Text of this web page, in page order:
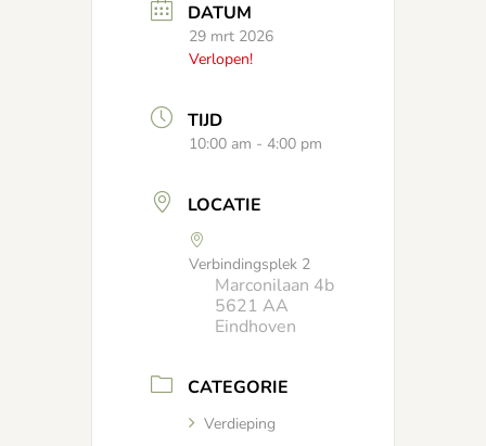
DATUM
29 mrt 2026
Verlopen!
TIJD
10:00 am - 4:00 pm
LOCATIE
Verbindingsplek 2
Marconilaan 4b
5621 AA
Eindhoven
CATEGORIE
Verdieping